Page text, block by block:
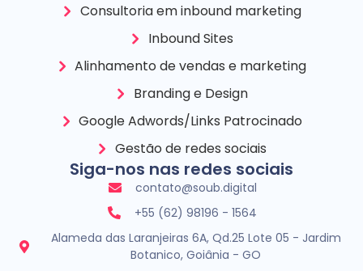
Siga-nos nas redes sociais
contato@soub.digital
+55 (62) 98196 - 1564
Alameda das Laranjeiras 6A, Qd.25 Lote 05 - Jardim
Botanico, Goiânia - GO
Consultoria em inbound marketing
Inbound Sites
Alinhamento de vendas e marketing
Branding e Design
Google Adwords/Links Patrocinado
Gestão de redes sociais